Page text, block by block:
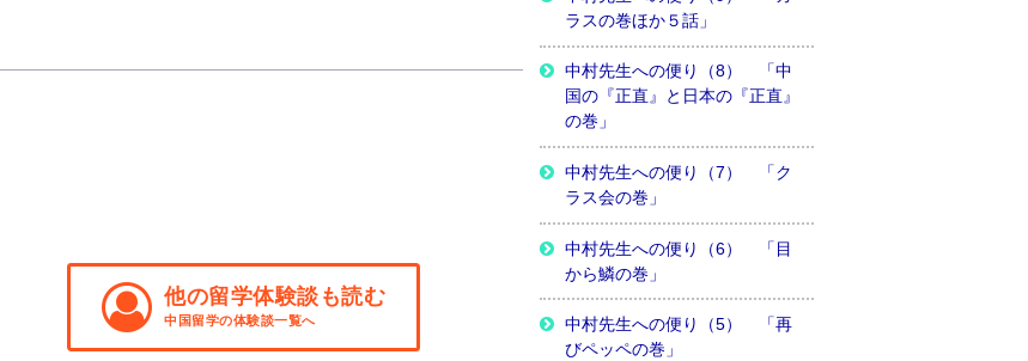
他の留学体験談も読む
中国留学の体験談一覧へ
ラスの巻ほか５話」
中村先生への便り（8） 「中
国の『正直』と日本の『正直』
の巻」
中村先生への便り（7） 「ク
ラス会の巻」
中村先生への便り（6） 「目
から鱗の巻」
中村先生への便り（5） 「再
びペッペの巻」